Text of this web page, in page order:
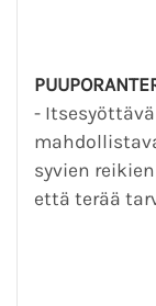
-
syvien
että terää